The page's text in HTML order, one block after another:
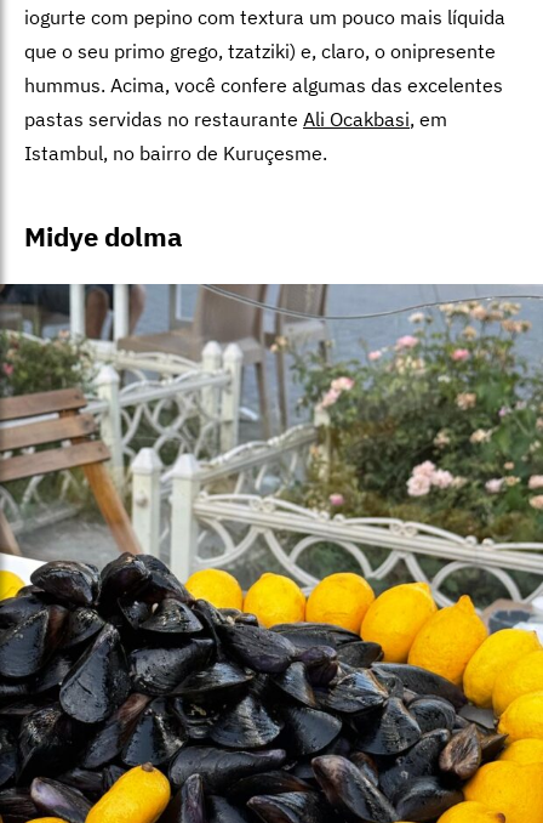
iogurte com pepino com textura um pouco mais líquida
que o seu primo grego, tzatziki) e, claro, o onipresente
hummus. Acima, você confere algumas das excelentes
pastas servidas no restaurante Ali Ocakbasi, em
Istambul, no bairro de Kuruçesme.
Midye dolma